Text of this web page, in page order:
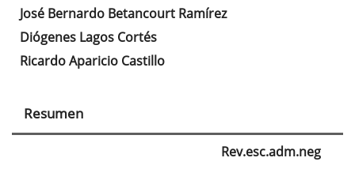
principal
del
José Bernardo Betancourt Ramírez
Diógenes Lagos Cortés
Ricardo Aparicio Castillo
Resumen
Rev.esc.adm.neg